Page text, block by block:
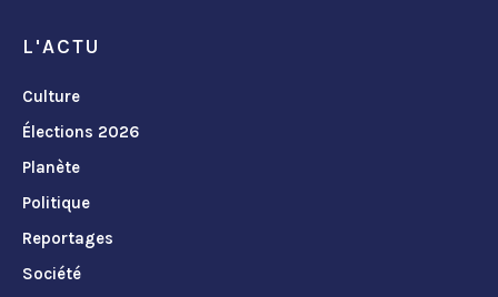
L'ACTU
Culture
Élections 2026
Planète
Politique
Reportages
Société